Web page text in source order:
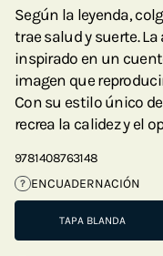
Según la leyenda,
trae salud y suerte.
inspirado en un
imagen que
Con su estilo único
recrea la calidez y el
9781408763148
? ENCUADERNACIÓN
TAPA BLANDA